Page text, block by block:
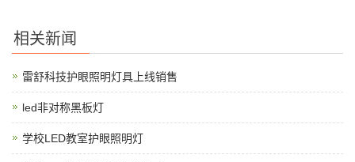
相关新闻
雷舒科技护眼照明灯具上线销售
led非对称黑板灯
学校LED教室护眼照明灯